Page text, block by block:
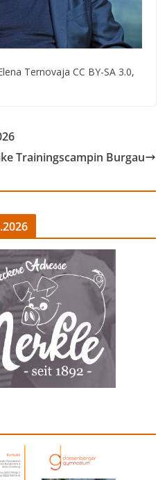
Ternovaja CC BY-SA 3.0,
Trainingscampin Burgau